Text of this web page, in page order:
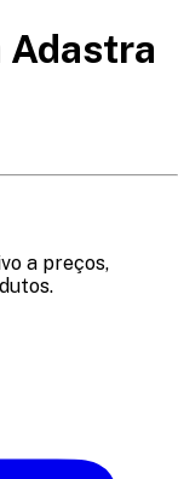
Adastra
a preços,